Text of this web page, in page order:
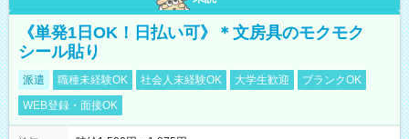
《単発1日OK！日払い可》＊文房具のモクモク
シール貼り
派遣 職種未経験OK 社会人未経験OK 大学生歓迎
ブランクOK
WEB登録・面接OK